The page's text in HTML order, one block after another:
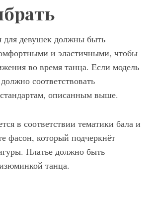
для девушек должны быть
и эластичными, чтобы
во время танца. Если модель
соответствовать
описанным выше.
в соответствии тематики бала и
фасон, который подчеркнёт
Платье должно быть
танца.